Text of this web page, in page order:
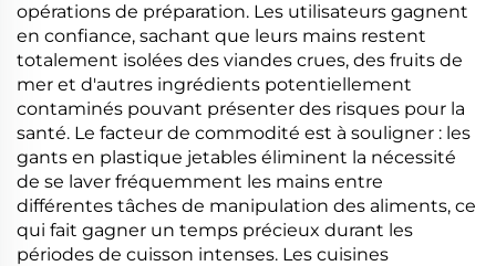
opérations de préparation. Les utilisateurs gagnent
en confiance, sachant que leurs mains restent
totalement isolées des viandes crues, des fruits de
mer et d'autres ingrédients potentiellement
contaminés pouvant présenter des risques pour la
santé. Le facteur de commodité est à souligner : les
gants en plastique jetables éliminent la nécessité
de se laver fréquemment les mains entre
différentes tâches de manipulation des aliments, ce
qui fait gagner un temps précieux durant les
périodes de cuisson intenses. Les cuisines